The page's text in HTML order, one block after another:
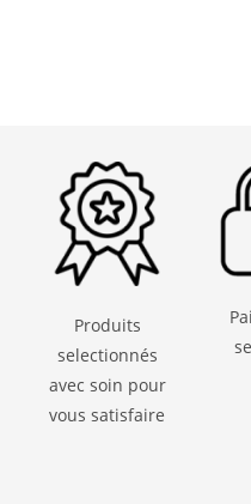
Produits
selectionnés
avec soin pour
vous satisfaire